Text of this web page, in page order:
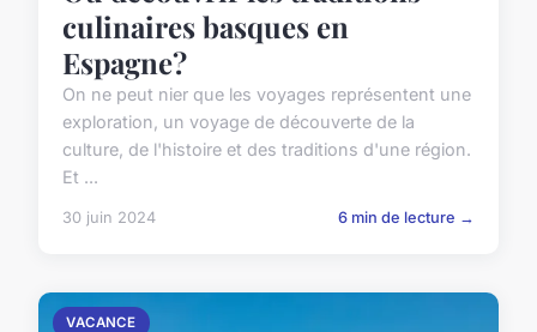
culinaires basques en
Espagne?
On ne peut nier que les voyages représentent une
exploration, un voyage de découverte de la
culture, de l'histoire et des traditions d'une région.
Et ...
30 juin 2024 6 min de lecture →
VACANCE